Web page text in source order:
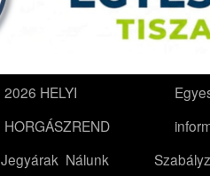
2026 HELYI
HORGÁSZREND
Jegyárak Nálunk